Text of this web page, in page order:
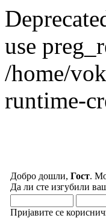
use
/home/
runtime-
Добро дошли, Гост.
Да ли сте изгубили
Пријавите се